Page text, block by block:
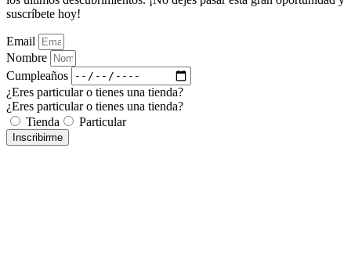
suscríbete hoy!
Email
Nombre
Cumpleaños
¿Eres particular o tienes una tienda?
¿Eres particular o tienes una tienda?
Tienda
Particular
Inscribirme